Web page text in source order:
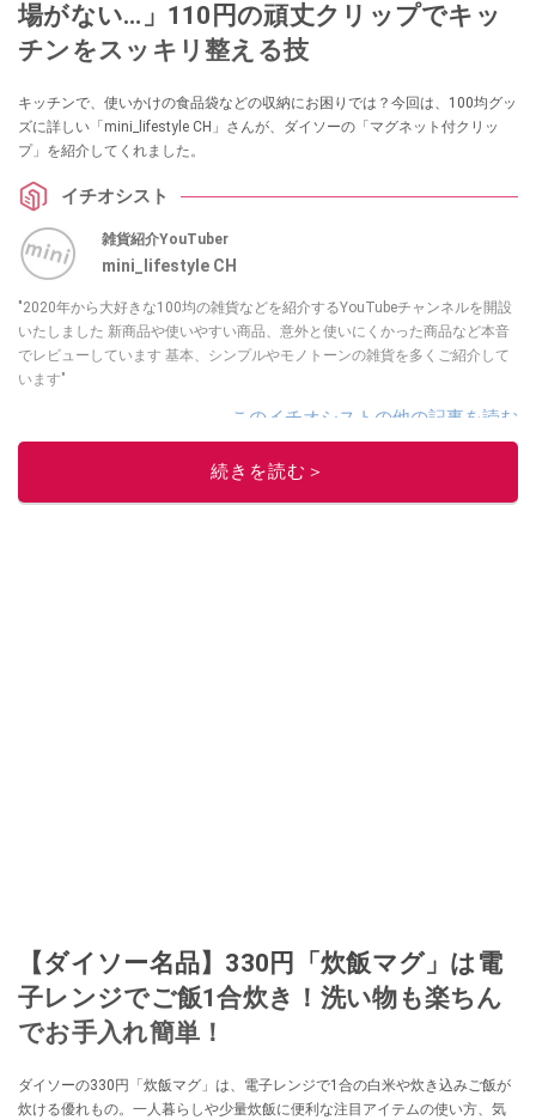
場がない…」110円の頑丈クリップでキッ
チンをスッキリ整える技
キッチンで、使いかけの食品袋などの収納にお困りでは？今回は、100均グッ
ズに詳しい「mini_lifestyle CH」さんが、ダイソーの「マグネット付クリッ
プ」を紹介してくれました。
イチオシスト
雑貨紹介YouTuber
mini_lifestyle CH
"2020年から大好きな100均の雑貨などを紹介するYouTubeチャンネルを開設
いたしました 新商品や使いやすい商品、意外と使いにくかった商品など本音
でレビューしています 基本、シンプルやモノトーンの雑貨を多くご紹介して
います"
このイチオシストの他の記事を読む
続きを読む＞
【ダイソー名品】330円「炊飯マグ」は電
子レンジでご飯1合炊き！洗い物も楽ちん
でお手入れ簡単！
ダイソーの330円「炊飯マグ」は、電子レンジで1合の白米や炊き込みご飯が
炊ける優れもの。一人暮らしや少量炊飯に便利な注目アイテムの使い方、気